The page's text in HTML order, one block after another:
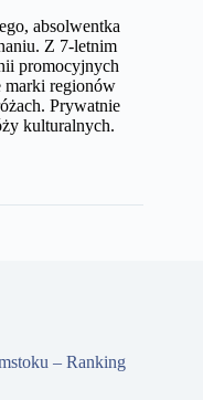
absolwentka
Z 7-letnim
promocyjnych
marki regionów
Prywatnie
kulturalnych.
– Ranking